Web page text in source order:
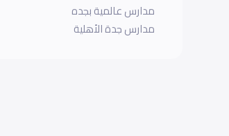
مدارس عالمية بجده
مدارس جدة الأهلية